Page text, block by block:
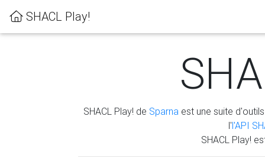
SHACL Play!
SHACL Play! de Sparna est une suite
l'l'API
SHACL Play!